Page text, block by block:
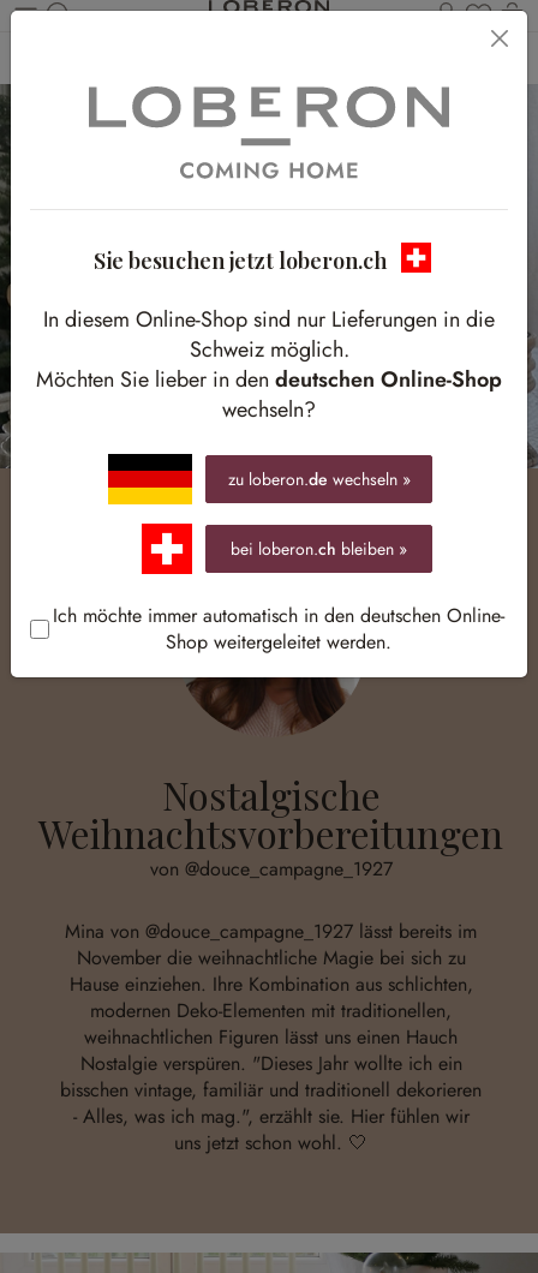
Du
Nostalgische
Weihnachtsvorbereitungen
von @douce_campagne_1927
Mina von @douce_campagne_1927 lässt bereits im
November die weihnachtliche Magie bei sich zu
Hause einziehen. Ihre Kombination aus schlichten,
modernen Deko-Elementen mit traditionellen,
weihnachtlichen Figuren lässt uns einen Hauch
Nostalgie verspüren. "Dieses Jahr wollte ich ein
bisschen vintage, familiär und traditionell dekorieren
- Alles, was ich mag.", erzählt sie. Hier fühlen wir
uns jetzt schon wohl. 🤍
Sie besuchen jetzt loberon.ch
In diesem Online-Shop sind nur Lieferungen in die
Schweiz möglich.
Möchten Sie lieber in den deutschen Online-Shop
wechseln?
zu loberon.de wechseln »
bei loberon.ch bleiben »
Ich möchte immer automatisch in den deutschen Online-
Shop weitergeleitet werden.